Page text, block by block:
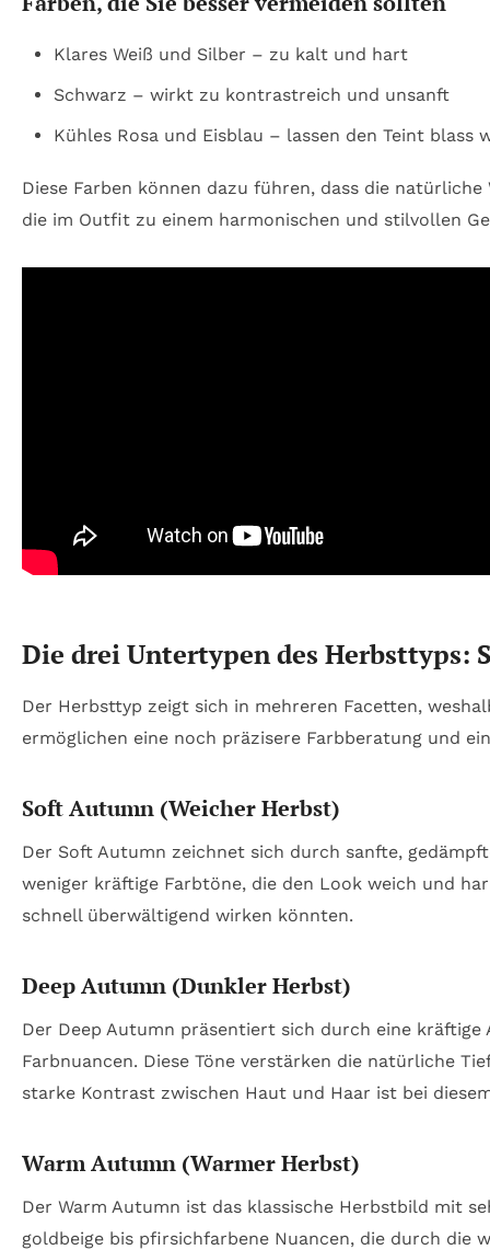
Klares Weiß und Silber – zu kalt und hart
Schwarz – wirkt zu kontrastreich und unsanft
Kühles Rosa und Eisblau – lassen den Teint blass
Diese Farben können dazu führen, dass die
die im Outfit zu einem harmonischen und stilvollen
Die drei Untertypen des Herbsttyps:
Der Herbsttyp zeigt sich in mehreren Facetten,
ermöglichen eine noch präzisere Farbberatung und
Soft Autumn (Weicher Herbst)
Der Soft Autumn zeichnet sich durch sanfte,
weniger kräftige Farbtöne, die den Look weich und
schnell überwältigend wirken könnten.
Deep Autumn (Dunkler Herbst)
Der Deep Autumn präsentiert sich durch eine
Farbnuancen. Diese Töne verstärken die natürliche
starke Kontrast zwischen Haut und Haar ist bei
Warm Autumn (Warmer Herbst)
Der Warm Autumn ist das klassische Herbstbild mit
goldbeige bis pfirsichfarbene Nuancen, die durch